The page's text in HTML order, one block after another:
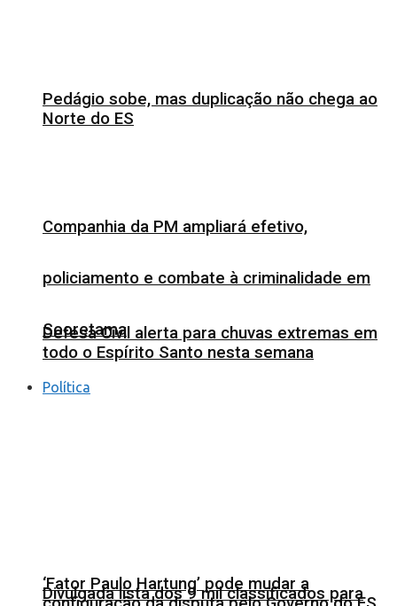
Companhia da PM ampliará efetivo,
policiamento e combate à criminalidade em
Sooretama
Divulgada lista dos 9 mil classificados para
Pedágio sobe, mas duplicação não chega ao
Norte do ES
Defesa Civil alerta para chuvas extremas em
todo o Espírito Santo nesta semana
Política
‘Fator Paulo Hartung’ pode mudar a